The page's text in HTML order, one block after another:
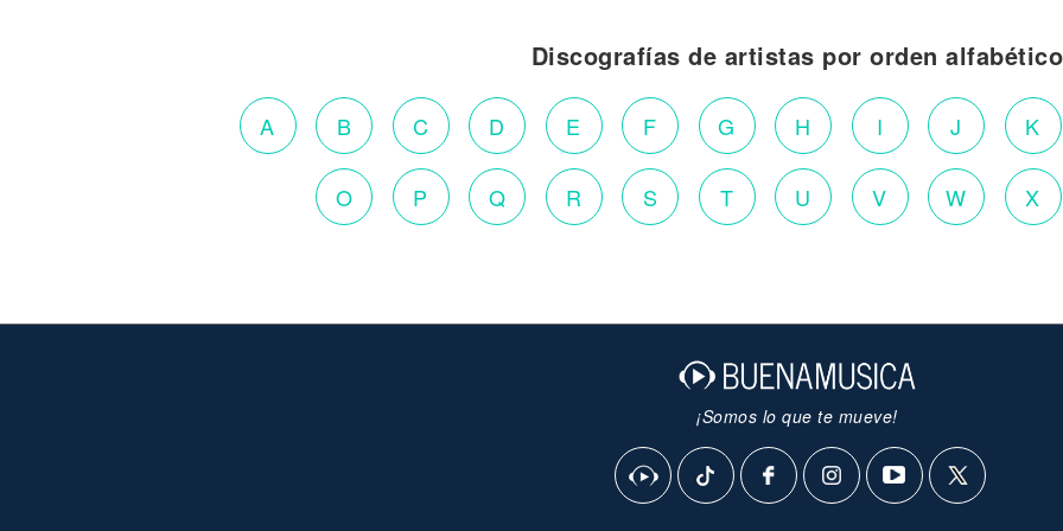
Discografías de artistas por orden alfabético
A B C D E F G H I J K
O P Q R S T U V W X
¡Somos lo que te mueve!